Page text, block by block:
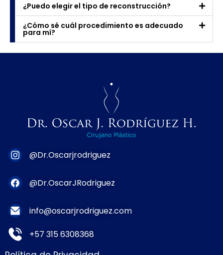
¿Puedo elegir el tipo de reconstrucción?
¿Cómo sé cuál procedimiento es adecuado
para mí?
@Dr.Oscarjrodriguez
@Dr.OscarJRodriguez
info@oscarjrodriguez.com
+57 315 6308368